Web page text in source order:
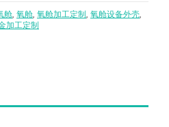
舱, 氧舱, 氧舱加工定制 , 氧舱设备外壳,
加工定制